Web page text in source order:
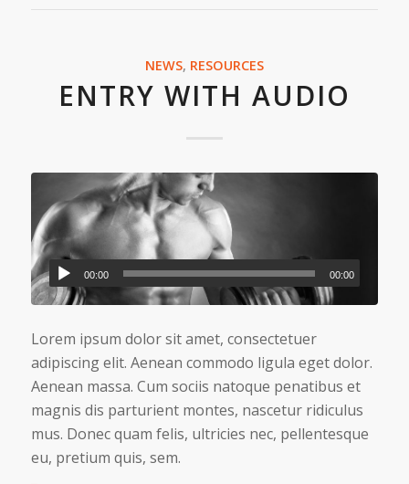
NEWS, RESOURCES
ENTRY WITH AUDIO
00:00 00:00
Lorem ipsum dolor sit amet, consectetuer
adipiscing elit. Aenean commodo ligula eget dolor.
Aenean massa. Cum sociis natoque penatibus et
magnis dis parturient montes, nascetur ridiculus
mus. Donec quam felis, ultricies nec, pellentesque
eu, pretium quis, sem.